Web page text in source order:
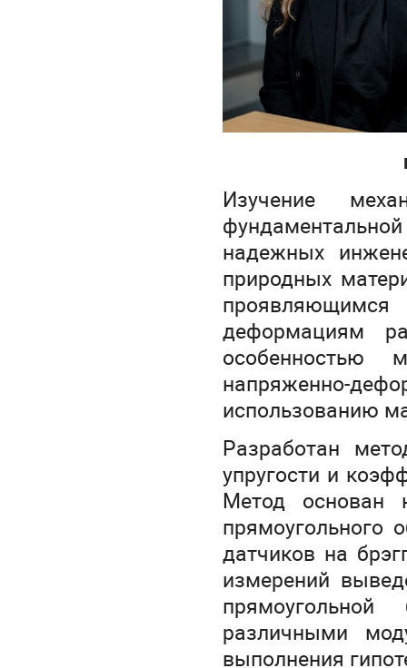
Изучение
надежных
природных
проявляющимся
деформациям
особенностью
напряженно-
использованию
Разработан
упругости и
Метод основан
прямоугольного
датчиков на
измерений
различными
выполнения